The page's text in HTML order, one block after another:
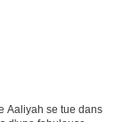
Aaliyah se tue dans